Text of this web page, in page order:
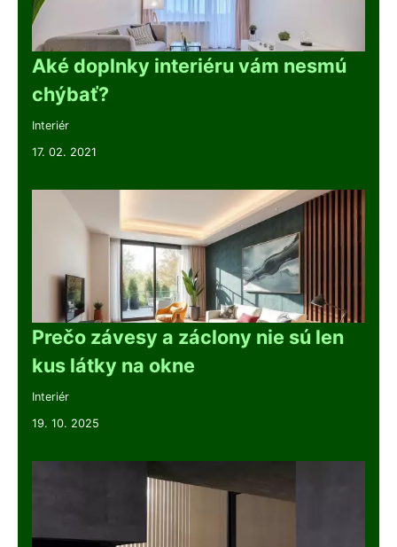
Aké doplnky interiéru vám nesmú
chýbať?
Interiér
17. 02. 2021
Prečo závesy a záclony nie sú len
kus látky na okne
Interiér
19. 10. 2025